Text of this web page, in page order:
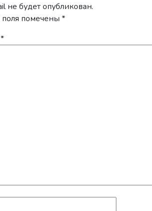
не будет опубликован.
помечены *
*